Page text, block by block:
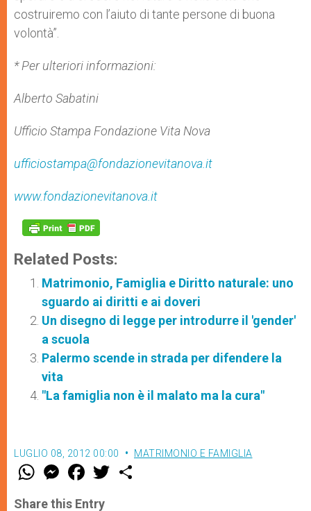
costruiremo con l’aiuto di tante persone di buona
volontà”.
* Per ulteriori informazioni:
Alberto Sabatini
Ufficio Stampa Fondazione Vita Nova
ufficiostampa@fondazionevitanova.it
www.fondazionevitanova.it
Related Posts:
Matrimonio, Famiglia e Diritto naturale: uno
sguardo ai diritti e ai doveri
Un disegno di legge per introdurre il 'gender'
a scuola
Palermo scende in strada per difendere la
vita
"La famiglia non è il malato ma la cura"
LUGLIO 08, 2012 00:00 MATRIMONIO E FAMIGLIA
W
t
M
e
s
F
a
e
w
Share this Entry